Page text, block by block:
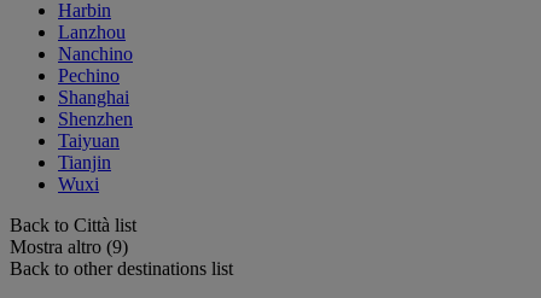
Harbin
Lanzhou
Nanchino
Pechino
Shanghai
Shenzhen
Taiyuan
Tianjin
Wuxi
Back to Città list
Mostra altro (9)
Back to other destinations list